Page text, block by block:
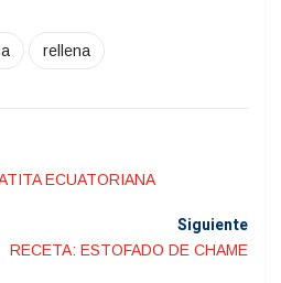
rellena
ECUATORIANA
Siguiente
RECETA: ESTOFADO DE CHAME